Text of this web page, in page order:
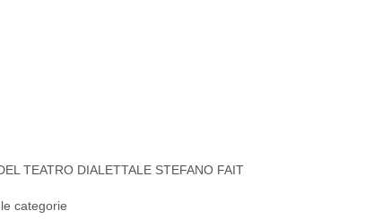
TEATRO DIALETTALE STEFANO FAIT
categorie